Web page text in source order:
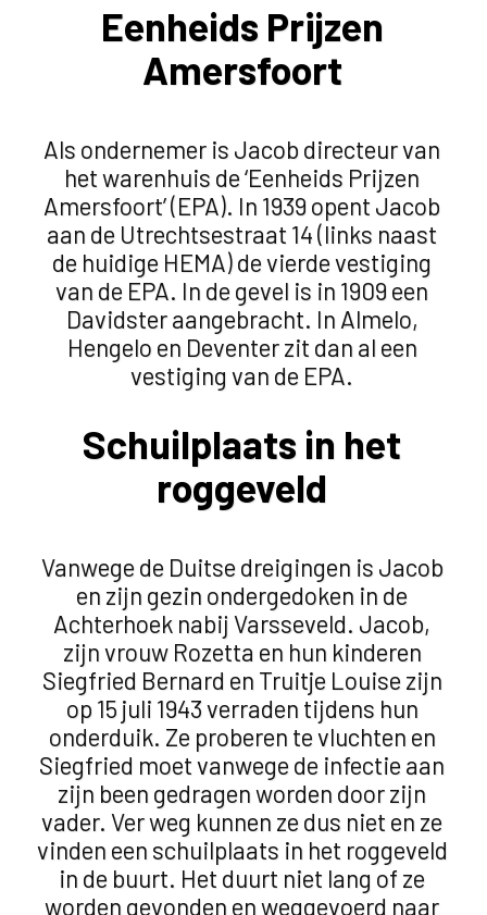
Eenheids Prijzen
Amersfoort
Als ondernemer is Jacob directeur van
het warenhuis de ‘Eenheids Prijzen
Amersfoort’ (EPA). In 1939 opent Jacob
aan de Utrechtsestraat 14 (links naast
de huidige HEMA) de vierde vestiging
van de EPA. In de gevel is in 1909 een
Davidster aangebracht. In Almelo,
Hengelo en Deventer zit dan al een
vestiging van de EPA.
Schuilplaats in het
roggeveld
Vanwege de Duitse dreigingen is Jacob
en zijn gezin ondergedoken in de
Achterhoek nabij Varsseveld. Jacob,
zijn vrouw Rozetta en hun kinderen
Siegfried Bernard en Truitje Louise zijn
op 15 juli 1943 verraden tijdens hun
onderduik. Ze proberen te vluchten en
Siegfried moet vanwege de infectie aan
zijn been gedragen worden door zijn
vader. Ver weg kunnen ze dus niet en ze
vinden een schuilplaats in het roggeveld
in de buurt. Het duurt niet lang of ze
worden gevonden en weggevoerd naar